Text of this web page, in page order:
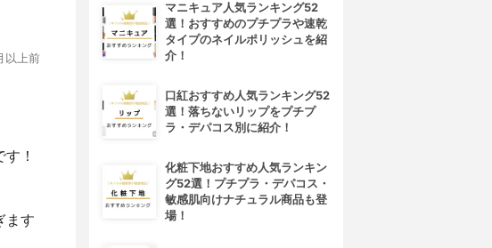
以上前
！
ます
マニキュア人気ランキング52
選！おすすめのプチプラや速乾
タイプのネイルポリッシュを紹
介！
口紅おすすめ人気ランキング52
選！落ちないリップをプチプ
ラ・デパコス別に紹介！
化粧下地おすすめ人気ランキン
グ52選！プチプラ・デパコス・
敏感肌向けナチュラル商品も登
場！